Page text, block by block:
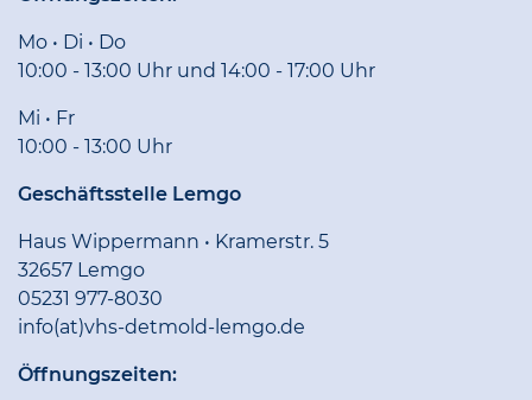
Mo • Di • Do
10:00 - 13:00 Uhr und 14:00 - 17:00 Uhr
Mi • Fr
10:00 - 13:00 Uhr
Geschäftsstelle Lemgo
Haus Wippermann • Kramerstr. 5
32657 Lemgo
05231 977-8030
info(at)vhs-detmold-lemgo.de
Öffnungszeiten: